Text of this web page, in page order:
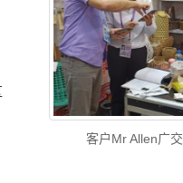
客户Mr Allen广交